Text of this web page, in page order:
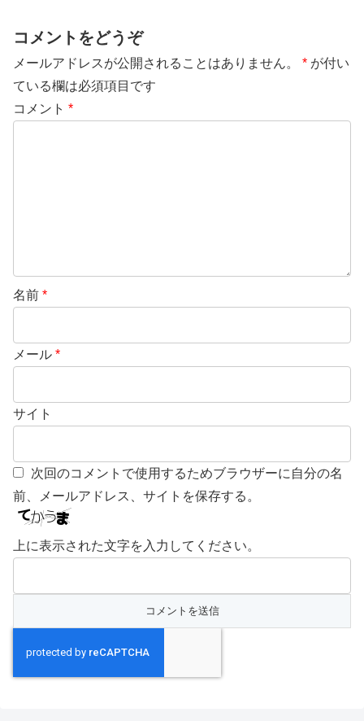
コメントをどうぞ
メールアドレスが公開されることはありません。 * が付い
ている欄は必須項目です
コメント *
名前 *
メール *
サイト
次回のコメントで使用するためブラウザーに自分の名
前、メールアドレス、サイトを保存する。
上に表示された文字を入力してください。